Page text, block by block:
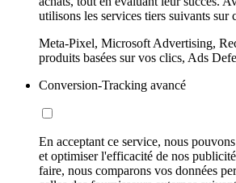
utilisons les services tiers suivants sur
Meta-Pixel, Microsoft Advertising,
produits basées sur vos clics, Ads
Conversion-Tracking avancé
En acceptant ce service, nous
et optimiser l'efficacité de nos
faire, nous comparons vos données